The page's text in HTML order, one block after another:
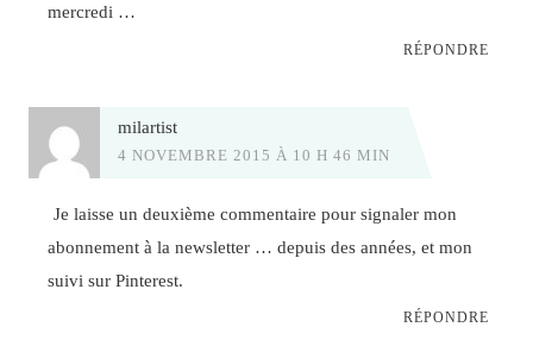
mercredi …
RÉPONDRE
milartist
4 NOVEMBRE 2015 À 10 H 46 MIN
Je laisse un deuxième commentaire pour signaler mon
abonnement à la newsletter … depuis des années, et mon
suivi sur Pinterest.
RÉPONDRE